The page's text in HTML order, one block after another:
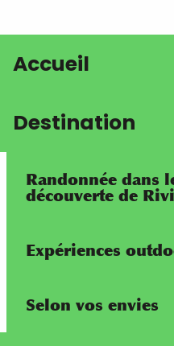
Accueil
Destination
Randonnée dans
découverte de
Expériences
Selon vos envies
Limone
Menton